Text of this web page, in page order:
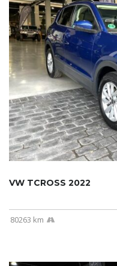
VW TCROSS 2022
80263 km